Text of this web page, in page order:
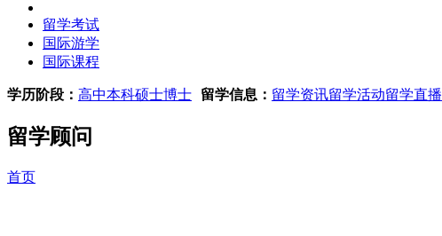
留学考试
国际游学
国际课程
学历阶段： 高中本科硕士博士 留学信息： 留学资讯留学活动留学直播
留学顾问
首页